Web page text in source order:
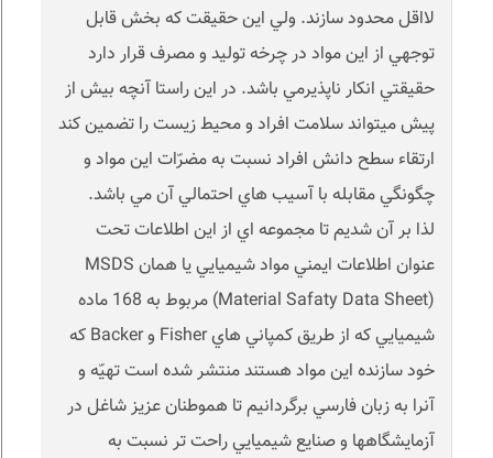
لااقل محدود سازند. ولي اين حقيقت که بخش قابل
توجهي از اين مواد در چرخه توليد و مصرف قرار دارد
حقيقتي انکار ناپذيرمي باشد. در اين راستا آنچه بيش از
پيش ميتواند سلامت افراد و محيط زيست را تضمين کند
ارتقاء سطح دانش افراد نسبت به مضرّات اين مواد و
چگونگي مقابله با آسيب هاي احتمالي آن مي باشد.
لذا بر آن شديم تا مجموعه اي از اين اطلاعات تحت
عنوان اطلاعات ايمني مواد شيميايي يا همان MSDS
(Material Safaty Data Sheet) مربوط به 168 ماده
شيميايي که از طريق کمپاني هاي Fisher و Backer که
خود سازنده اين مواد هستند منتشر شده است تهيّه و
آنرا به زبان فارسي برگردانيم تا هموطنان عزيز شاغل در
آزمايشگاهها و صنايع شيميايي راحت تر نسبت به